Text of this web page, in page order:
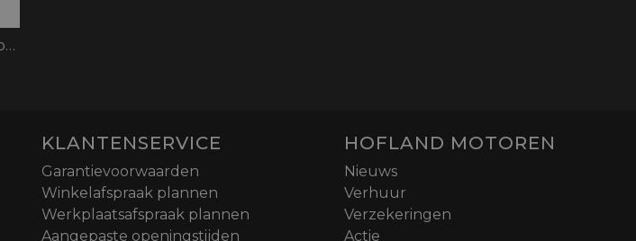
Halvarssons Leather belt Black S
KLANTENSERVICE
Garantievoorwaarden
Winkelafspraak plannen
Werkplaatsafspraak plannen
Aangepaste openingstijden
HOFLAND MOTOREN
Nieuws
Verhuur
Verzekeringen
Actie